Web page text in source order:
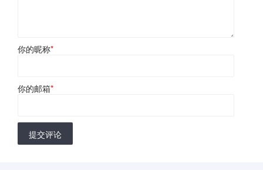
你的昵称*
你的邮箱*
提交评论